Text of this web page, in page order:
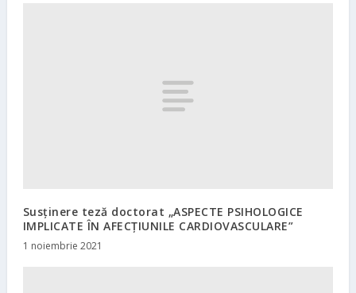
Susținere teză doctorat „ASPECTE PSIHOLOGICE
IMPLICATE ÎN AFECȚIUNILE CARDIOVASCULARE”
1 noiembrie 2021